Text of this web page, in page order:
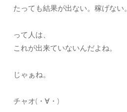
たっても結果が出ない。稼げない。
って人は、
これが出来ていないんだよね。
じゃぁね。
チャオ(・∀・)